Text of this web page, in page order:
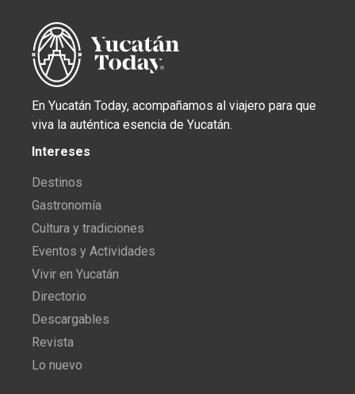
En Yucatán Today, acompañamos al viajero para que
viva la auténtica esencia de Yucatán.
Intereses
Destinos
Gastronomía
Cultura y tradiciones
Eventos y Actividades
Vivir en Yucatán
Directorio
Descargables
Revista
Lo nuevo